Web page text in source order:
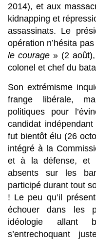
2014), et aux
kidnapping et
assassinats. Le
opération n’hésita
le courage » (2
colonel et chef du
Son extrémisme
frange libérale,
politiques pour
candidat
fut bientôt élu (26
intégré à la
et à la défense, et
absents sur les
participé durant tout
! Le peu qu’il
échouer dans les
idéologie allant
s’entrechoquant